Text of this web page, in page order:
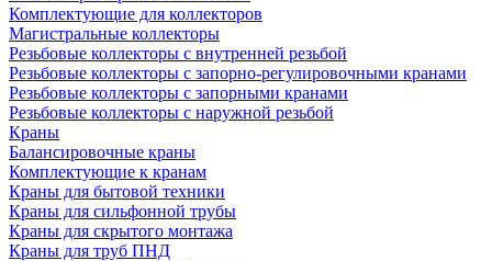
Комплектующие для коллекторов
Магистральные коллекторы
Резьбовые коллекторы с внутренней резьбой
Резьбовые коллекторы с запорно-регулировочными кранами
Резьбовые коллекторы с запорными кранами
Резьбовые коллекторы с наружной резьбой
Краны
Балансировочные краны
Комплектующие к кранам
Краны для бытовой техники
Краны для сильфонной трубы
Краны для скрытого монтажа
Краны для труб ПНД